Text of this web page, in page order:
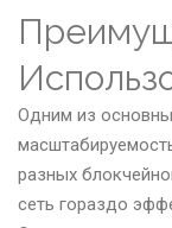
Одним из
разных
сеть гораздо